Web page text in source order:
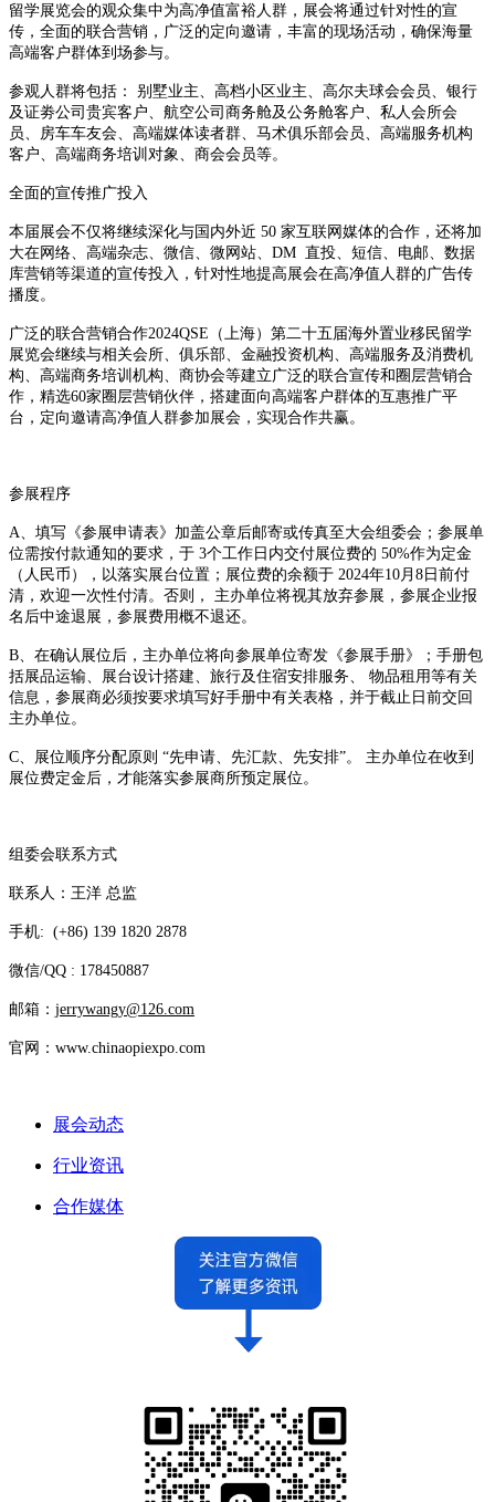
留学展览会的观众集中为高净值富裕人群，展会将通过针对性的宣
传，全面的联合营销，广泛的定向邀请，丰富的现场活动，确保海量
高端客户群体到场参与。
参观人群将包括： 别墅业主、高档小区业主、高尔夫球会会员、银行
及证劵公司贵宾客户、航空公司商务舱及公务舱客户、私人会所会
员、房车车友会、高端媒体读者群、马术俱乐部会员、高端服务机构
客户、高端商务培训对象、商会会员等。
全面的宣传推广投入
本届展会不仅将继续深化与国内外近 50 家互联网媒体的合作，还将加
大在网络、高端杂志、微信、微网站、DM 直投、短信、电邮、数据
库营销等渠道的宣传投入，针对性地提高展会在高净值人群的广告传
播度。
广泛的联合营销合作2024QSE（上海）第二十五届海外置业移民留学
展览会继续与相关会所、俱乐部、金融投资机构、高端服务及消费机
构、高端商务培训机构、商协会等建立广泛的联合宣传和圈层营销合
作，精选60家圈层营销伙伴，搭建面向高端客户群体的互惠推广平
台，定向邀请高净值人群参加展会，实现合作共赢。
参展程序
A、填写《参展申请表》加盖公章后邮寄或传真至大会组委会；参展单
位需按付款通知的要求，于 3个工作日内交付展位费的 50%作为定金
（人民币），以落实展台位置；展位费的余额于 2024年10月8日前付
清，欢迎一次性付清。否则， 主办单位将视其放弃参展，参展企业报
名后中途退展，参展费用概不退还。
B、在确认展位后，主办单位将向参展单位寄发《参展手册》；手册包
括展品运输、展台设计搭建、旅行及住宿安排服务、 物品租用等有关
信息，参展商必须按要求填写好手册中有关表格，并于截止日前交回
主办单位。
C、展位顺序分配原则 “先申请、先汇款、先安排”。 主办单位在收到
展位费定金后，才能落实参展商所预定展位。
组委会联系方式
联系人：王洋 总监
手机: (+86) 139 1820 2878
微信/QQ : 178450887
邮箱： jerrywangy@126.com
官网：www.chinaopiexpo.com
展会动态
行业资讯
合作媒体